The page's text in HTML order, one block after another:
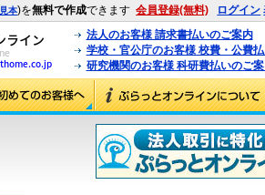
見本)を無料で作成できます 会員登録(無料) ログイン
法人のお客様 請求書払いのご案内
学校・官公庁のお客様 校費・公費
研究機関のお客様 科研費払いのご